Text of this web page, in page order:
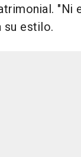
"Ni
su estilo.